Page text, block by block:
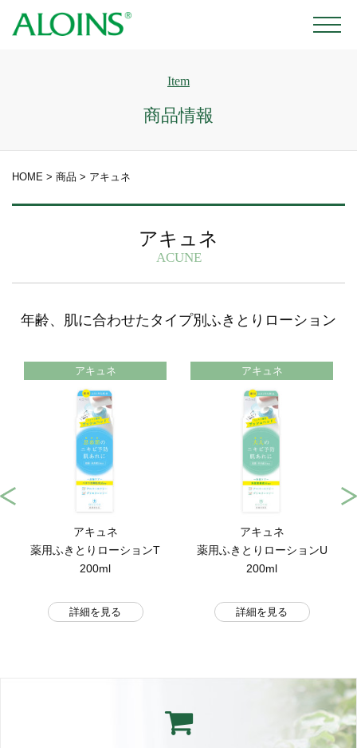
Item
商品情報
HOME > 商品 > アキュネ
アキュネ
ACUNE
年齢、肌に合わせたタイプ別ふきとりローション
アキュネ
アキュネ
薬用ふきとりローションT
200ml
詳細を見る
アキュネ
アキュネ
薬用ふきとりローションU
200ml
詳細を見る